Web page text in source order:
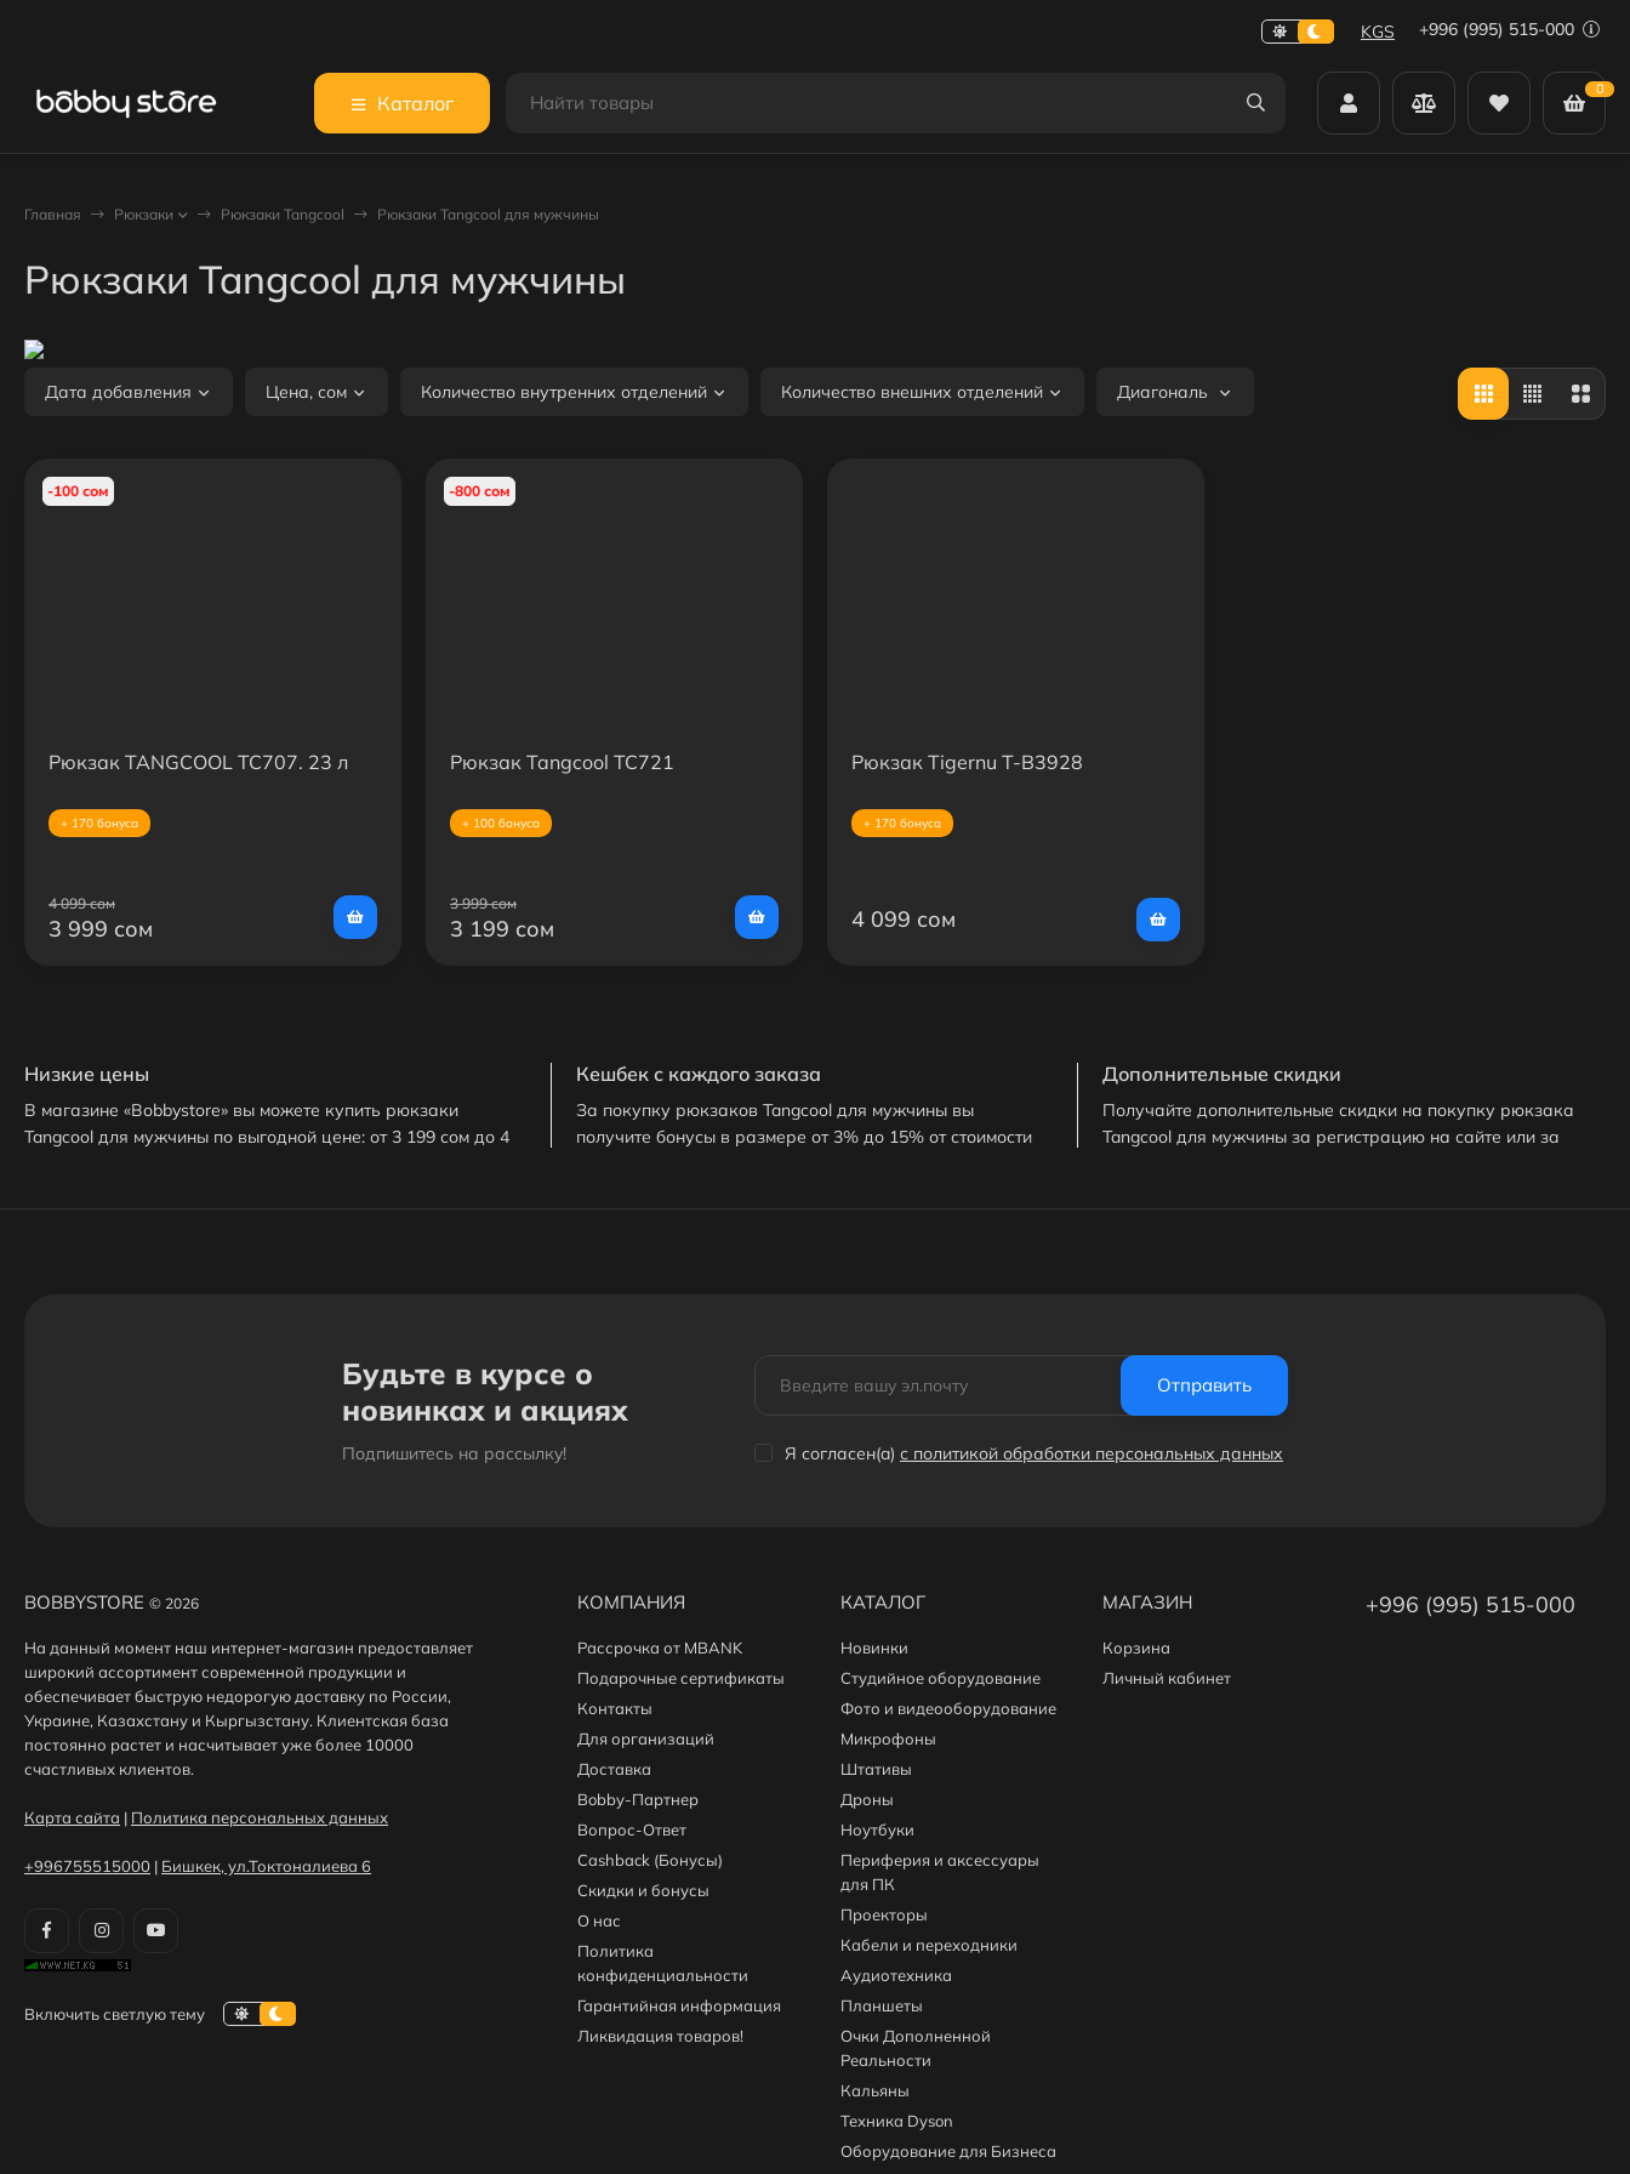
KGS +996 (995) 515-000
Каталог
0
Главная Рюкзаки Рюкзаки Tangcool Рюкзаки Tangcool для мужчины
Рюкзаки Tangcool для мужчины
Дата добавления Цена, сом Количество внутренних отделений Количество внешних отделений Диагональ
-100 сом
Рюкзак TANGCOOL TC707. 23 л
+ 170 бонуса
4 099 сом
3 999 сом
-800 сом
Рюкзак Tangcool TC721
+ 100 бонуса
3 999 сом
3 199 сом
Рюкзак Tigernu T-B3928
+ 170 бонуса
4 099 сом
Низкие цены
В магазине «Bobbystore» вы можете купить рюкзаки
Tangcool для мужчины по выгодной цене: от 3 199 сом до 4
Кешбек с каждого заказа
За покупку рюкзаков Tangcool для мужчины вы
получите бонусы в размере от 3% до 15% от стоимости
Дополнительные скидки
Получайте дополнительные скидки на покупку рюкзака
Tangcool для мужчины за регистрацию на сайте или за
Будьте в курсе о
новинках и акциях
Подпишитесь на рассылкy!
Отправить
Я согласен(a) с политикой обработки персональных данных
BOBBYSTORE © 2026
На данный момент наш интернет-магазин предоставляет
широкий ассортимент современной продукции и
обеспечивает быструю недорогую доставку по России,
Украине, Казахстану и Кыргызстану. Клиентская база
постоянно растет и насчитывает уже более 10000
счастливых клиентов.
Карта сайта | Политика персональных данных
+996755515000 | Бишкек, ул.Токтоналиева 6
КОМПАНИЯ
Рассрочка от MBANK
Подарочные сертификаты
Контакты
Для организаций
Доставка
Bobby-Партнер
Вопрос-Ответ
Cashback (Бонусы)
Скидки и бонусы
О нас
Политика
конфиденциальности
Гарантийная информация
Ликвидация товаров!
КАТАЛОГ
Новинки
Студийное оборудование
Фото и видеооборудование
Микрофоны
Штативы
Дроны
Ноутбуки
Периферия и аксессуары
для ПК
Проекторы
Кабели и переходники
Аудиотехника
Планшеты
Очки Дополненной
Реальности
Кальяны
Техника Dyson
Оборудование для Бизнеса
МАГАЗИН
Корзина
Личный кабинет
+996 (995) 515-000